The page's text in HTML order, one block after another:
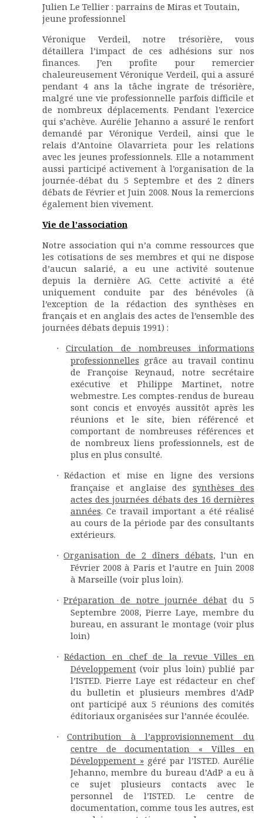
Julien Le Tellier : parrains de Miras et Toutain,
jeune professionnel
Véronique Verdeil, notre trésorière, vous
détaillera l’impact de ces adhésions sur nos
finances. J’en profite pour remercier
chaleureusement Véronique Verdeil, qui a assuré
pendant 4 ans la tâche ingrate de trésorière,
malgré une vie professionnelle parfois difficile et
de nombreux déplacements. Pendant l’exercice
qui s’achève. Aurélie Jehanno a assuré le renfort
demandé par Véronique Verdeil, ainsi que le
relais d’Antoine Olavarrieta pour les relations
avec les jeunes professionnels. Elle a notamment
aussi participé activement à l’organisation de la
journée-débat du 5 Septembre et des 2 dîners
débats de Février et Juin 2008. Nous la remercions
également bien vivement.
Vie de l’association
Notre association qui n’a comme ressources que
les cotisations de ses membres et qui ne dispose
d’aucun salarié, a eu une activité soutenue
depuis la dernière AG. Cette activité a été
uniquement conduite par des bénévoles (à
l’exception de la rédaction des synthèses en
français et en anglais des actes de l’ensemble des
journées débats depuis 1991) :
·
Circulation de nombreuses informations
professionnelles grâce au travail continu
de Françoise Reynaud, notre secrétaire
exécutive et Philippe Martinet, notre
webmestre. Les comptes-rendus de bureau
sont concis et envoyés aussitôt après les
réunions et le site, bien référencé et
comportant de nombreuses références et
de nombreux liens professionnels, est de
plus en plus consulté.
· Rédaction et mise en ligne des versions
française et anglaise des synthèses des
actes des journées débats des 16 dernières
années. Ce travail important a été réalisé
au cours de la période par des consultants
extérieurs.
· Organisation de 2 dîners débats, l’un en
Février 2008 à Paris et l’autre en Juin 2008
à Marseille (voir plus loin).
· Préparation de notre journée débat du 5
Septembre 2008, Pierre Laye, membre du
bureau, en assurant le montage (voir plus
loin)
· Rédaction en chef de la revue Villes en
Développement (voir plus loin) publié par
l’ISTED. Pierre Laye est rédacteur en chef
du bulletin et plusieurs membres d’AdP
ont participé aux 5 réunions des comités
éditoriaux organisées sur l’année écoulée.
·
Contribution à l’approvisionnement du
centre de documentation « Villes en
Développement »géré par l’ISTED. Aurélie
Jehanno, membre du bureau d’AdP a eu à
ce sujet plusieurs contacts avec le
personnel de l’ISTED. Le centre de
documentation, comme tous les autres, est